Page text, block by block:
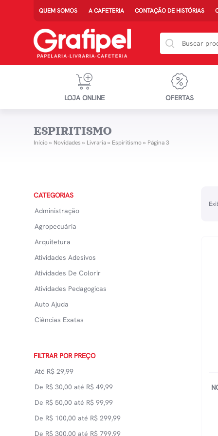
QUEM SOMOS A CAFETERIA CONTAÇÃO DE HISTÓRIAS
LOJA ONLINE OFERTAS
ESPIRITISMO
Início» Novidades » Livraria» Espiritismo» Página 3
CATEGORIAS
Administração
Agropecuária
Arquitetura
Atividades Adesivos
Atividades De Colorir
Atividades Pedagogicas
Auto Ajuda
Ciências Exatas
Ciências Naturais
Culinária
Didáticos
Direito
Economia
Educação
FILTRAR POR PREÇO
Até R$ 29,99
De R$ 30,00 até R$ 49,99
De R$ 50,00 até R$ 99,99
De R$ 100,00 até R$ 299,99
De R$ 300,00 até R$ 799,99